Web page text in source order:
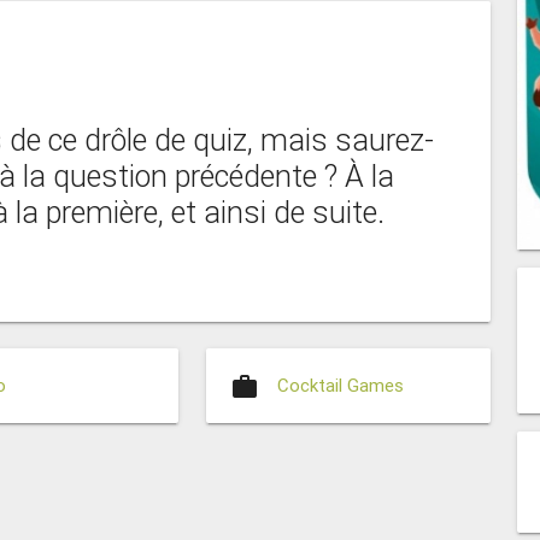
ce drôle de quiz, mais saurez-
la question précédente ? À la
première, et ainsi de suite.
work Cocktail Games